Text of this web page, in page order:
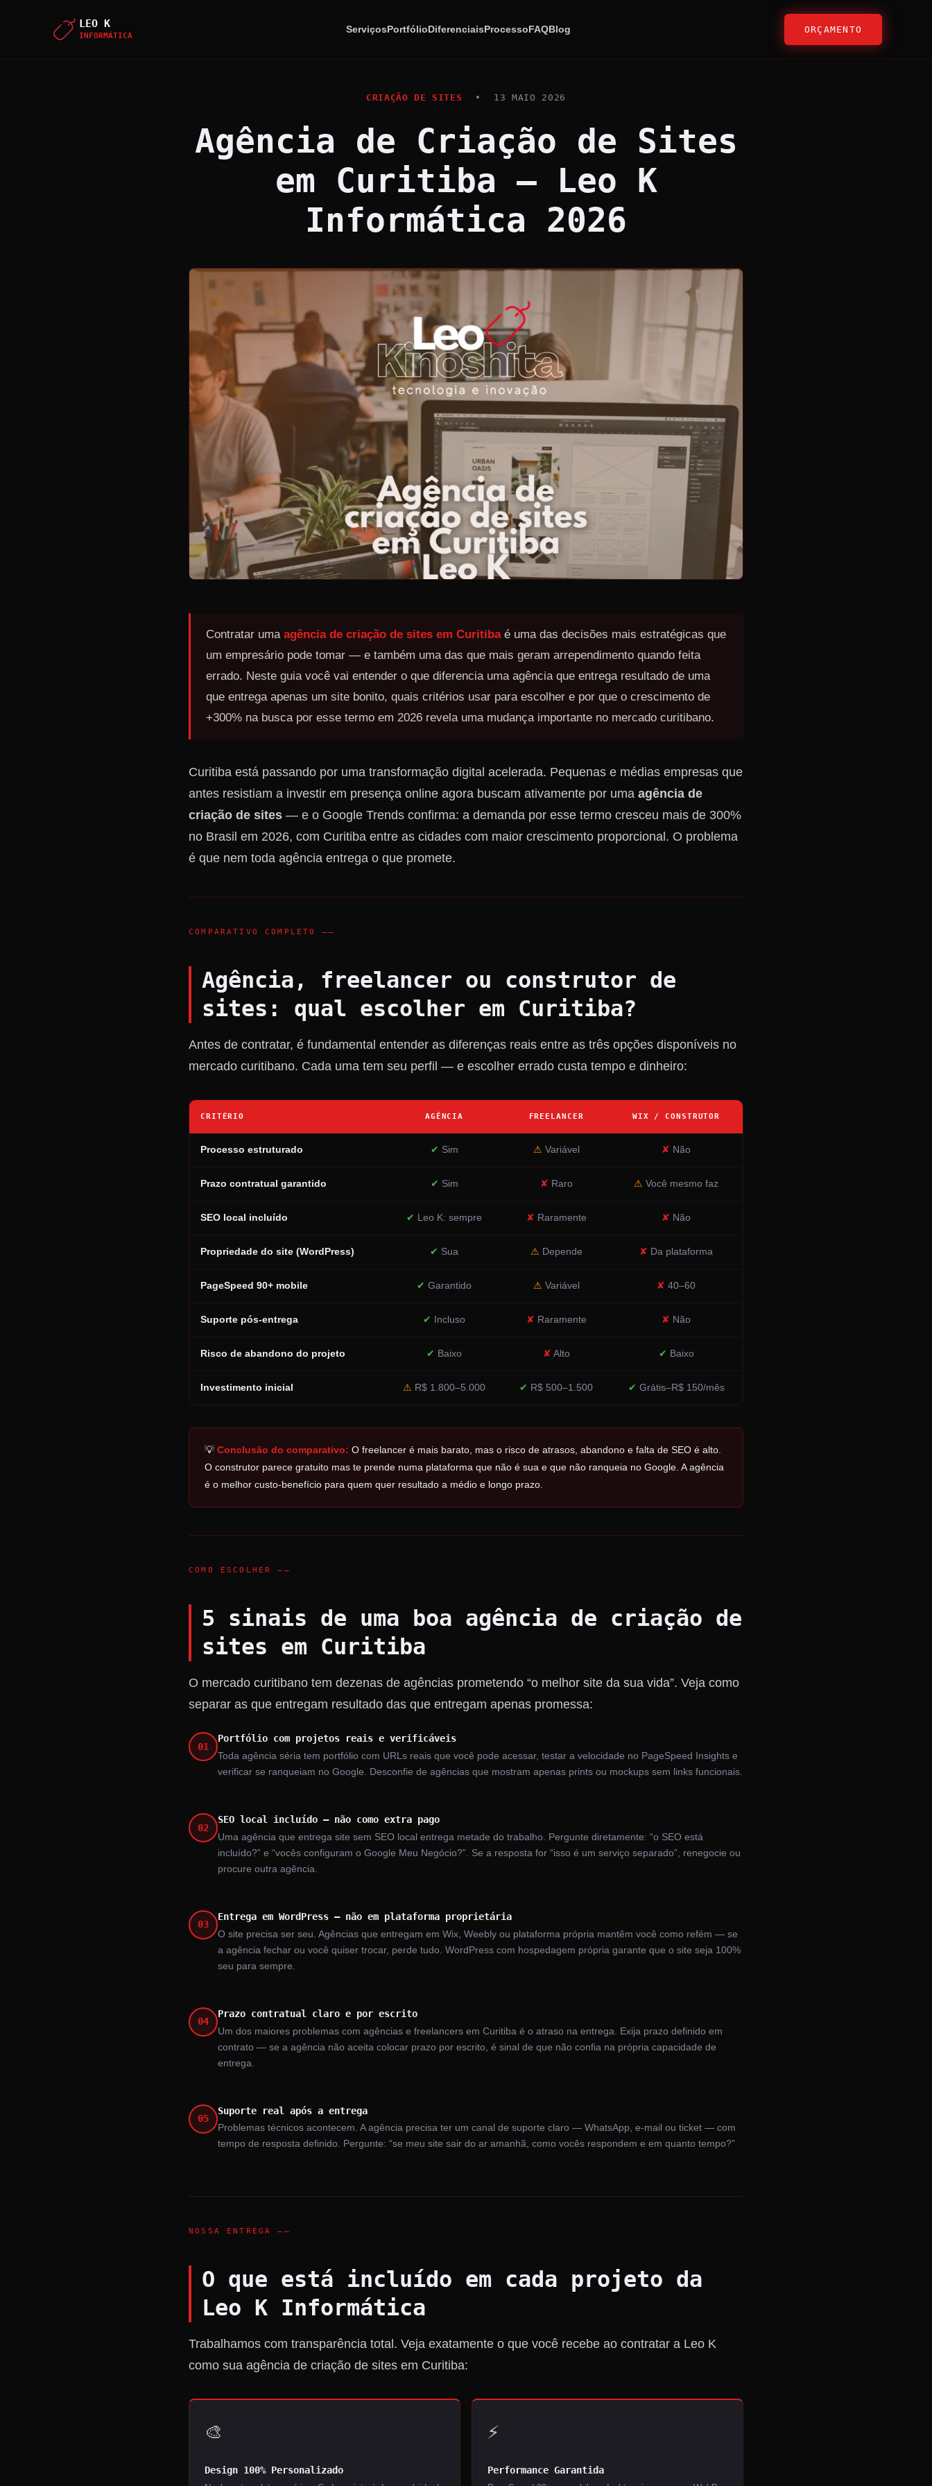
LEO K
INFORMÁTICA
ServiçosPortfólioDiferenciaisProcessoFAQBlog ORÇAMENTO
CRIAÇÃO DE SITES • 13 MAIO 2026
Agência de Criação de Sites
em Curitiba — Leo K
Informática 2026
Contratar umaagência de criação de sites em Curitibaé uma das decisões mais estratégicas que
um empresário pode tomar — e também uma das que mais geram arrependimento quando feita
errado. Neste guia você vai entender o que diferencia uma agência que entrega resultado de uma
que entrega apenas um site bonito, quais critérios usar para escolher e por que o crescimento de
+300% na busca por esse termo em 2026 revela uma mudança importante no mercado curitibano.
Curitiba está passando por uma transformação digital acelerada. Pequenas e médias empresas que
antes resistiam a investir em presença online agora buscam ativamente por uma agência de
criação de sites — e o Google Trends confirma: a demanda por esse termo cresceu mais de 300%
no Brasil em 2026, com Curitiba entre as cidades com maior crescimento proporcional. O problema
é que nem toda agência entrega o que promete.
COMPARATIVO COMPLETO ——
Agência, freelancer ou construtor de
sites: qual escolher em Curitiba?
Antes de contratar, é fundamental entender as diferenças reais entre as três opções disponíveis no
mercado curitibano. Cada uma tem seu perfil — e escolher errado custa tempo e dinheiro:
CRITÉRIO AGÊNCIA FREELANCER WIX / CONSTRUTOR
Processo estruturado ✔ Sim ⚠ Variável ✘ Não
Prazo contratual garantido ✔ Sim ✘ Raro ⚠ Você mesmo faz
SEO local incluído ✔ Leo K: sempre ✘ Raramente ✘ Não
Propriedade do site (WordPress) ✔ Sua ⚠ Depende ✘ Da plataforma
PageSpeed 90+ mobile ✔ Garantido ⚠ Variável ✘ 40–60
Suporte pós-entrega ✔ Incluso ✘ Raramente ✘ Não
Risco de abandono do projeto ✔ Baixo ✘ Alto ✔ Baixo
Investimento inicial ⚠ R$ 1.800–5.000 ✔ R$ 500–1.500 ✔ Grátis–R$ 150/mês
💡Conclusão do comparativo: O freelancer é mais barato, mas o risco de atrasos, abandono e falta de SEO é alto.
O construtor parece gratuito mas te prende numa plataforma que não é sua e que não ranqueia no Google. A agência
é o melhor custo-benefício para quem quer resultado a médio e longo prazo.
COMO ESCOLHER ——
5 sinais de uma boa agência de criação de
sites em Curitiba
O mercado curitibano tem dezenas de agências prometendo “o melhor site da sua vida”. Veja como
separar as que entregam resultado das que entregam apenas promessa:
01
Portfólio com projetos reais e verificáveis
Toda agência séria tem portfólio com URLs reais que você pode acessar, testar a velocidade no PageSpeed Insights e
verificar se ranqueiam no Google. Desconfie de agências que mostram apenas prints ou mockups sem links funcionais.
02
SEO local incluído — não como extra pago
Uma agência que entrega site sem SEO local entrega metade do trabalho. Pergunte diretamente: “o SEO está
incluído?” e “vocês configuram o Google Meu Negócio?”. Se a resposta for “isso é um serviço separado”, renegocie ou
procure outra agência.
03
Entrega em WordPress — não em plataforma proprietária
O site precisa ser seu. Agências que entregam em Wix, Weebly ou plataforma própria mantêm você como refém — se
a agência fechar ou você quiser trocar, perde tudo. WordPress com hospedagem própria garante que o site seja 100%
seu para sempre.
04
Prazo contratual claro e por escrito
Um dos maiores problemas com agências e freelancers em Curitiba é o atraso na entrega. Exija prazo definido em
contrato — se a agência não aceita colocar prazo por escrito, é sinal de que não confia na própria capacidade de
entrega.
05
Suporte real após a entrega
Problemas técnicos acontecem. A agência precisa ter um canal de suporte claro — WhatsApp, e-mail ou ticket — com
tempo de resposta definido. Pergunte: “se meu site sair do ar amanhã, como vocês respondem e em quanto tempo?”
NOSSA ENTREGA ——
O que está incluído em cada projeto da
Leo K Informática
Trabalhamos com transparência total. Veja exatamente o que você recebe ao contratar a Leo K
como sua agência de criação de sites em Curitiba:
🎨
Design 100% Personalizado
⚡
Performance Garantida